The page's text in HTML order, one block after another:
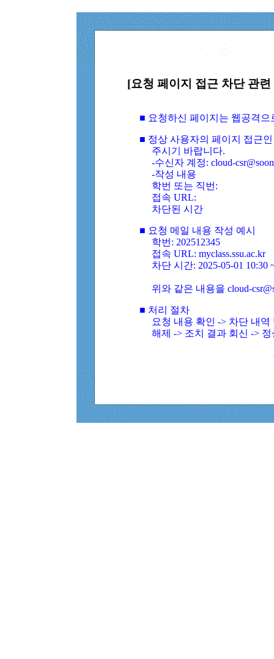
[요청 페이지 접근 차단 관
■ 요청하신 페이지는 웹공격
■ 정상 사용자의 페이지 접근
주시기 바랍니다.
-수신자 계정: cloud-
-작성 내용
학번 또는 직번:
접속 URL:
차단된 시간
■ 요청 메일 내용 작성 예시
학번: 202512345
접속 URL: myclass.ssu.ac.kr
차단 시간: 2025-05-01 10:30
위와 같은 내용을 cloud-
■ 처리 절차
요청 내용 확인 -> 차단 내
해제 -> 조치 결과 회신 ->